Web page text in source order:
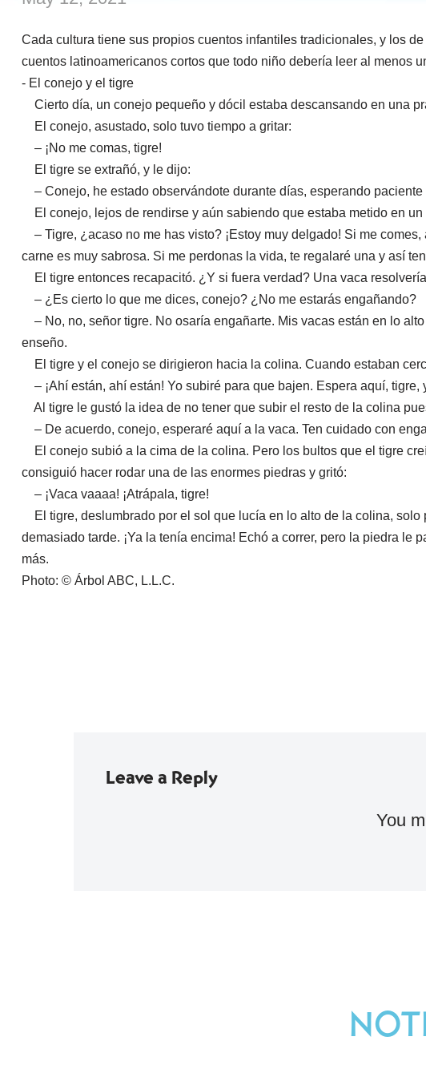
Cada cultura tiene sus propios cuentos infantiles tradicionales, y los
cuentos latinoamericanos cortos que todo niño debería leer al menos
- El conejo y el tigre
Cierto día, un conejo pequeño y dócil estaba descansando en una
El conejo, asustado, solo tuvo tiempo a gritar:
– ¡No me comas, tigre!
El tigre se extrañó, y le dijo:
– Conejo, he estado observándote durante días, esperando
El conejo, lejos de rendirse y aún sabiendo que estaba metido en
– Tigre, ¿acaso no me has visto? ¡Estoy muy delgado! Si me
carne es muy sabrosa. Si me perdonas la vida, te regalaré una y así
El tigre entonces recapacitó. ¿Y si fuera verdad? Una vaca
– ¿Es cierto lo que me dices, conejo? ¿No me estarás engañando?
– No, no, señor tigre. No osaría engañarte. Mis vacas están en lo
enseño.
El tigre y el conejo se dirigieron hacia la colina. Cuando estaban
– ¡Ahí están, ahí están! Yo subiré para que bajen. Espera aquí,
Al tigre le gustó la idea de no tener que subir el resto de la colina
– De acuerdo, conejo, esperaré aquí a la vaca. Ten cuidado con
El conejo subió a la cima de la colina. Pero los bultos que el tigre
consiguió hacer rodar una de las enormes piedras y gritó:
– ¡Vaca vaaaa! ¡Atrápala, tigre!
El tigre, deslumbrado por el sol que lucía en lo alto de la colina,
demasiado tarde. ¡Ya la tenía encima! Echó a correr, pero la piedra
más.
Photo: © Árbol ABC, L.L.C.
Leave a Reply
You